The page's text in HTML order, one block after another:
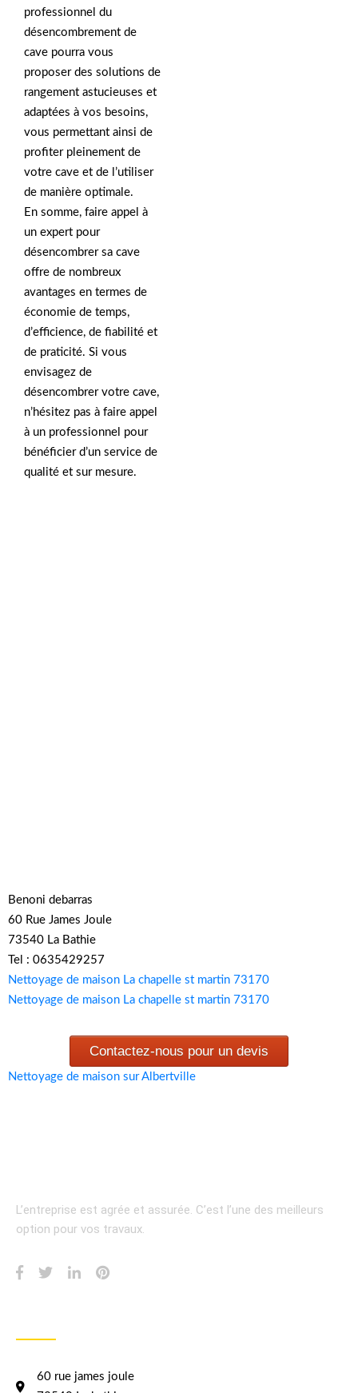
professionnel du
désencombrement de
cave pourra vous
proposer des solutions de
rangement astucieuses et
adaptées à vos besoins,
vous permettant ainsi de
profiter pleinement de
votre cave et de l’utiliser
de manière optimale.
En somme, faire appel à
un expert pour
désencombrer sa cave
offre de nombreux
avantages en termes de
économie de temps,
d’efficience, de fiabilité et
de praticité. Si vous
envisagez de
désencombrer votre cave,
n’hésitez pas à faire appel
à un professionnel pour
bénéficier d’un service de
qualité et sur mesure.
Benoni debarras
60 Rue James Joule
73540 La Bathie
Tel : 0635429257
Nettoyage de maison La chapelle st martin 73170
Nettoyage de maison La chapelle st martin 73170
Contactez-nous pour un devis
Nettoyage de maison sur Albertville
L’entreprise est agrée et assurée. C’est l’une des meilleurs
option pour vos travaux.
60 rue james joule